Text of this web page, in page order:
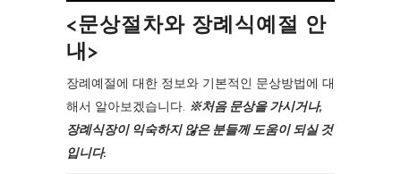
<문상절차와 장례식예절 안
내>
장례예절에 대한 정보와 기본적인 문상방법에 대
해서 알아보겠습니다. ※처음 문상을 가시거나,
장례식장이 익숙하지 않은 분들께 도움이 되실 것
입니다.